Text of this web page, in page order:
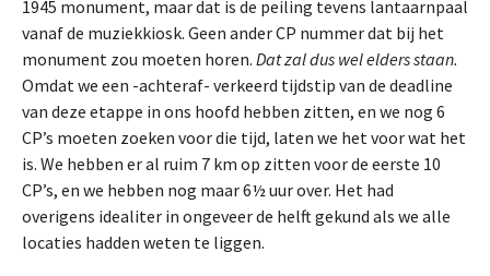
1945 monument, maar dat is de peiling tevens lantaarnpaal
vanaf de muziekkiosk. Geen ander CP nummer dat bij het
monument zou moeten horen. Dat zal dus wel elders staan.
Omdat we een -achteraf- verkeerd tijdstip van de deadline
van deze etappe in ons hoofd hebben zitten, en we nog 6
CP’s moeten zoeken voor die tijd, laten we het voor wat het
is. We hebben er al ruim 7 km op zitten voor de eerste 10
CP’s, en we hebben nog maar 6½ uur over. Het had
overigens idealiter in ongeveer de helft gekund als we alle
locaties hadden weten te liggen.